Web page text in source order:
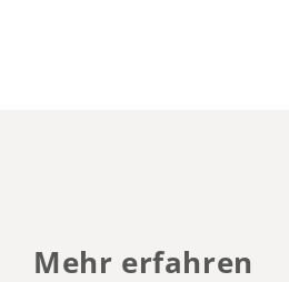
Mehr erfahren